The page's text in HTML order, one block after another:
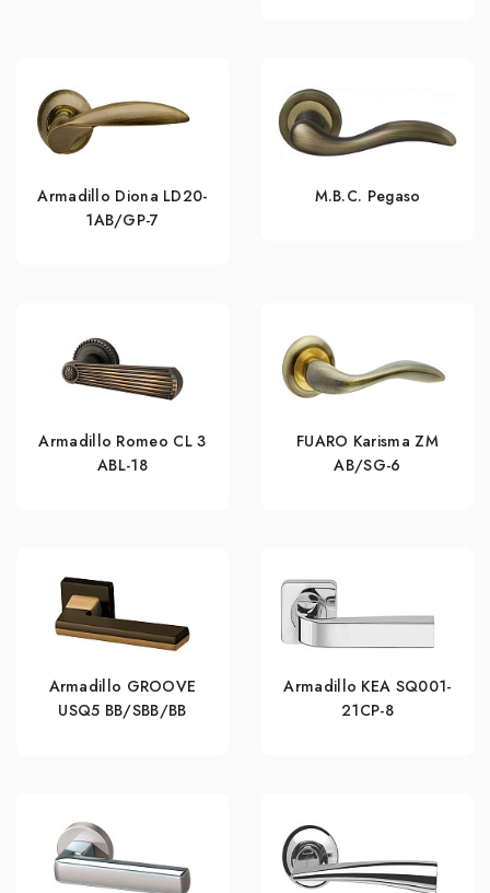
Armadillo Diona LD20-
1AB/GP-7
M.B.C. Pegaso
Armadillo Romeo CL 3
ABL-18
FUARO Karisma ZM
AB/SG-6
Armadillo GROOVE
USQ5 BB/SBB/BB
Armadillo KEA SQ001-
21CP-8